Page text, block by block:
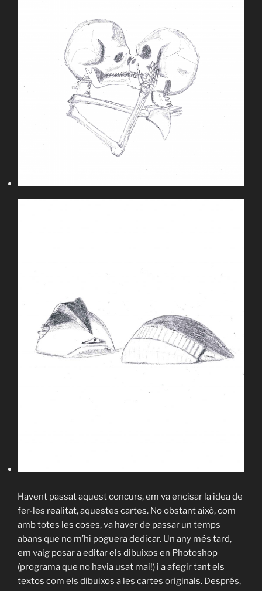
Havent passat aquest concurs, em va encisar la idea de
fer-les realitat, aquestes cartes. No obstant això, com
amb totes les coses, va haver de passar un temps
abans que no m’hi poguera dedicar. Un any més tard,
em vaig posar a editar els dibuixos en Photoshop
(programa que no havia usat mai!) i a afegir tant els
textos com els dibuixos a les cartes originals. Després,